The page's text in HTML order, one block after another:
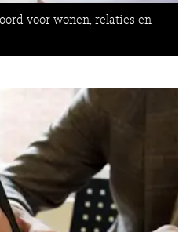
voor wonen, relaties en